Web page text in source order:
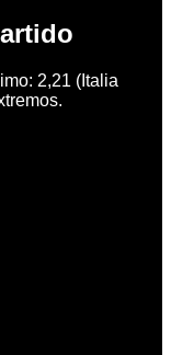
2,21 (Italia